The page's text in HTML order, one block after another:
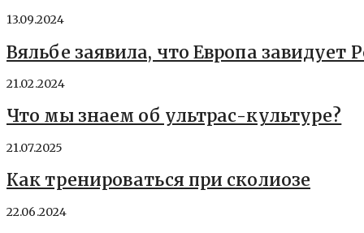
13.09.2024
Вяльбе заявила, что Европа
21.02.2024
Что мы знаем об ультрас-культуре?
21.07.2025
Как тренироваться при сколиозе
22.06.2024